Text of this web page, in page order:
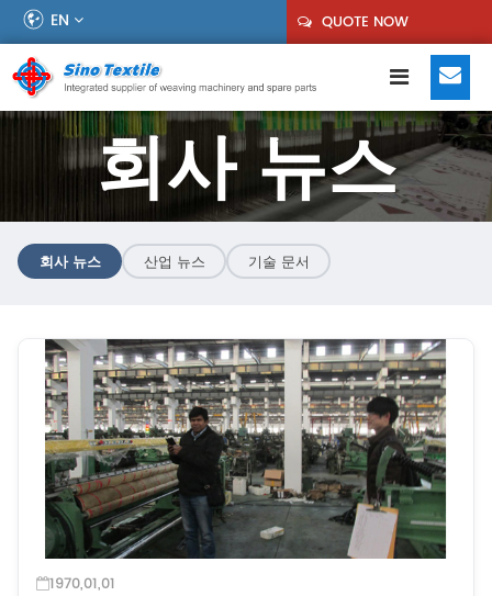
EN QUOTE NOW
회사 뉴스
회사 뉴스 산업 뉴스 기술 문서
1970,01,01